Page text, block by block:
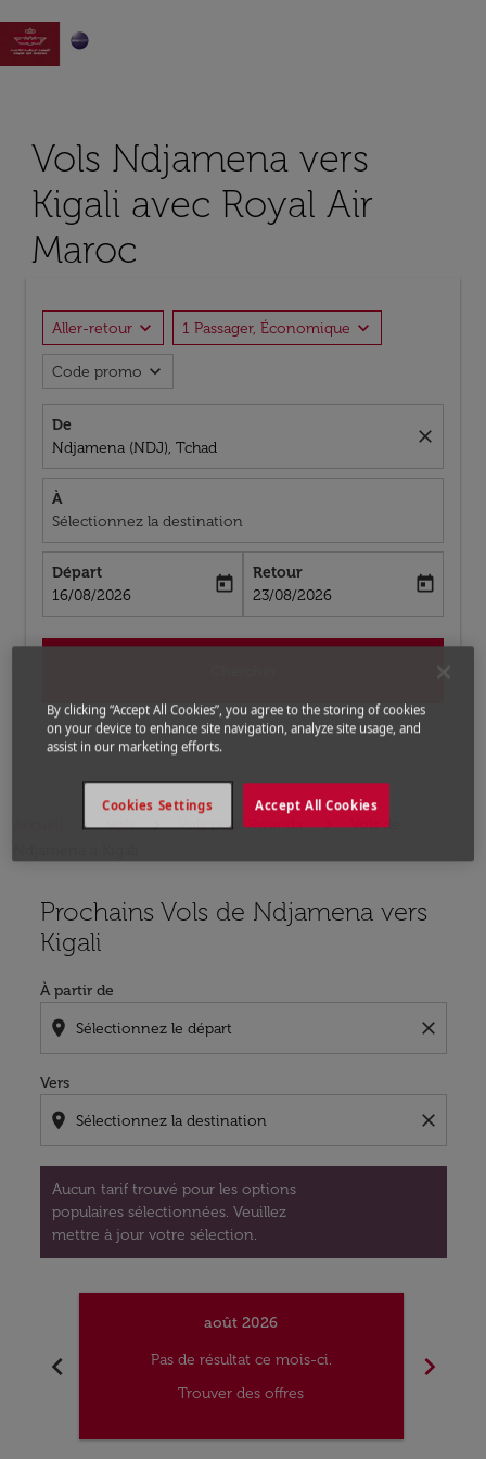

Vols Ndjamena vers
Kigali avec Royal Air
Maroc
Aller-retour expand_more 1 Passager, Économique expand_more
Code promo expand_more
De
Ndjamena (NDJ), Tchad
close
À
Sélectionnez la destination
Départ
fc-booking-departure-date-aria-label
16/08/2026
today
Retour
fc-booking-return-date-aria-label
23/08/2026
today
Vols Vols pour Rwanda
Vols de
Prochains Vols de Ndjamena vers
Kigali
À partir de
location_on close
Vers
location_on close
Aucun tarif trouvé pour les options
populaires sélectionnées. Veuillez
mettre à jour votre sélection.
Aucun tarif trouvé pour les options populaires
chevron_left
août 2026
Pas de résultat ce mois-ci.
Trouver des offres
chevron_right
By clicking “Accept All Cookies”, you agree to the storing of cookies
on your device to enhance site navigation, analyze site usage, and
assist in our marketing efforts.
Accept All Cookies
Cookies Settings